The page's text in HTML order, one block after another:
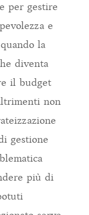
per gestire
e
la
diventa
il budget
non
gestione
più di